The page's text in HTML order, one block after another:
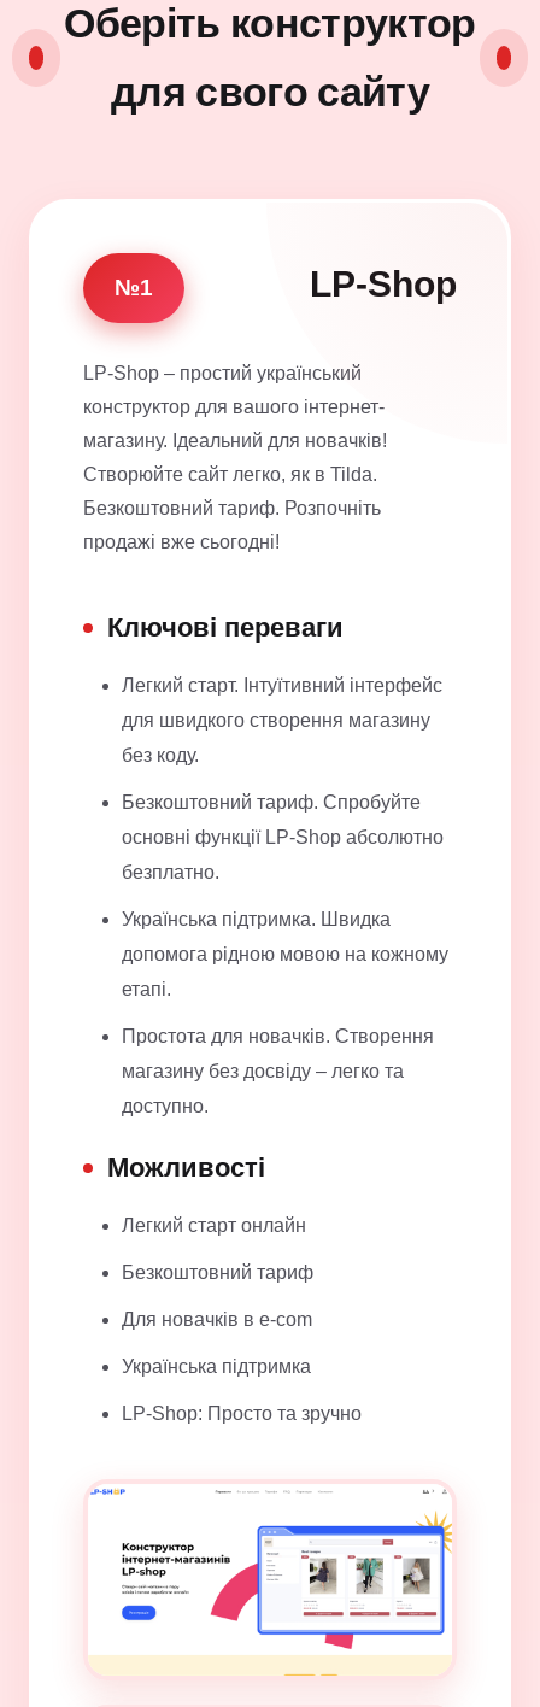
Оберіть конструктор
для свого сайту
№1 LP-Shop
LP-Shop – простий український
конструктор для вашого інтернет-
магазину. Ідеальний для новачків!
Створюйте сайт легко, як в Tilda.
Безкоштовний тариф. Розпочніть
продажі вже сьогодні!
Ключові переваги
Легкий старт. Інтуїтивний інтерфейс
для швидкого створення магазину
без коду.
Безкоштовний тариф. Спробуйте
основні функції LP-Shop абсолютно
безплатно.
Українська підтримка. Швидка
допомога рідною мовою на кожному
етапі.
Простота для новачків. Створення
магазину без досвіду – легко та
доступно.
Можливості
Легкий старт онлайн
Безкоштовний тариф
Для новачків в e-com
Українська підтримка
LP-Shop: Просто та зручно